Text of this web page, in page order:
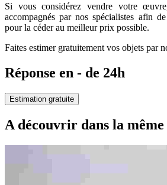
Si vous considérez vendre votre
accompagnés par nos spécialistes afin
pour la céder au meilleur prix possible.
Faites estimer gratuitement vos objets par
Réponse en - de 24h
Estimation gratuite
A découvrir dans la